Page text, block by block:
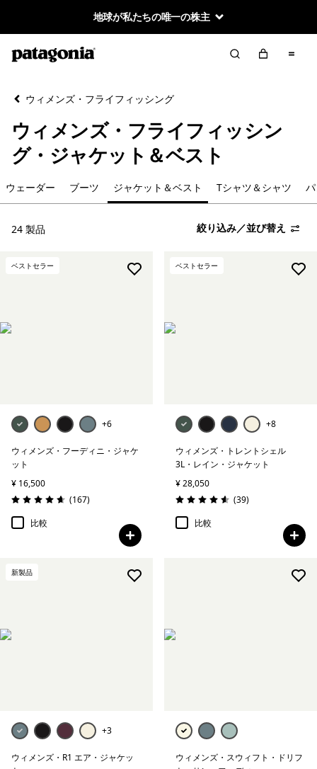
地球が私たちの唯一の株主
絞り込み／並び替え
絞り込み
カテゴリー
ウェーダー
絞り込み
在庫のあるサイズ
絞り込み
特長
絞り込み
フィット
ウィメンズ・フライフィッシング
ウィメンズ・フライフィッシン
グ・ジャケット＆ベスト
ウェーダー ブーツ ジャケット＆ベスト Tシャツ＆シャツ
24 製品 絞り込み／並び替え
ベストセラー
+6
ウィメンズ・フーディニ・ジャケ
ット
¥ 16,500
評価: 4.7 / 5
(167レビュー
)
比較
ベストセラー
+8
ウィメンズ・トレントシェル
3L・レイン・ジャケット
¥ 28,050
評価: 4.6 / 5
(39レビュー
)
比較
新製品
+3
ウィメンズ・R1 エア・ジャケッ
ウィメンズ・スウィフト・ドリフ